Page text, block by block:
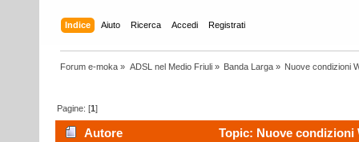
Indice Aiuto Ricerca Accedi Registrati
Forum e-moka » ADSL nel Medio Friuli» Banda Larga» Nuove condizioni
Pagine: [1]
Autore Topic: Nuove condizioni